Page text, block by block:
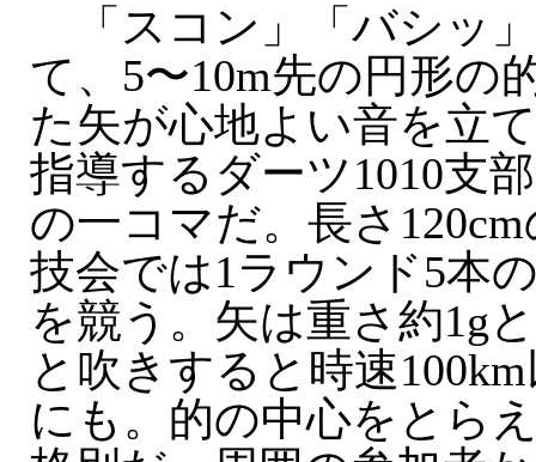
「スコン」「バシッ
て、5〜10m先の円形の
た矢が心地よい音を立
指導するダーツ1010支
の一コマだ。長さ
技会では1ラウンド5本
を競う。矢は重さ約1g
と吹きすると時速
にも。的の中心をとら